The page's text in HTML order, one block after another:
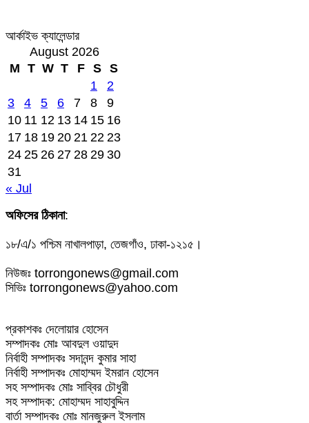
আর্কাইভ ক্যালেন্ডার
August 2026
M T W T F S S
1
2
3
4 5 6 7 8
9
10 11 12 13 14 15 16
17 18 19 20 21 22 23
24 25 26 27 28 29 30
31
« Jul
অফিসের ঠিকানা:
১৮/এ/১ পশ্চিম নাখালপাড়া, তেজগাঁও, ঢাকা-১২১৫।
নিউজঃ torrongonews@gmail.com
সিভিঃ torrongonews@yahoo.com
প্রকাশকঃ দেলোয়ার হোসেন
সম্পাদকঃ মোঃ আবদুল ওয়াদুদ
নির্বাহী সম্পাদকঃ সদানন্দ কুমার সাহা
নির্বাহী সম্পাদকঃ মোহাম্মদ ইমরান হোসেন
সহ সম্পাদকঃ মোঃ সাব্বির চৌধুরী
সহ সম্পাদক: মোহাম্মদ সাহাবুদ্দিন
বার্তা সম্পাদকঃ মোঃ মানজুরুল ইসলাম